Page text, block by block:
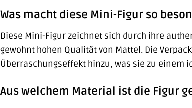
Was macht diese Mini-Figur so
Diese Mini-Figur zeichnet sich durch ihre
gewohnt hohen Qualität von Mattel. Die
Überraschungseffekt hinzu, was sie zu einem
Aus welchem Material ist die Figur